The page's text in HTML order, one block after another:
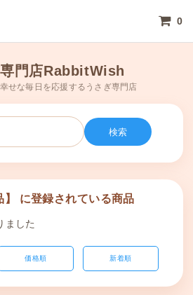
0
門店RabbitWish
せな毎日を応援するうさぎ専門店
検索
】 に登録されている商品
ました
価格順 新着順